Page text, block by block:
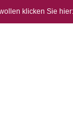
klicken Sie